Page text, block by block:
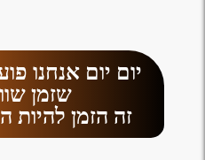
יום יום אנחנו
שזמן
זה הזמן להיות